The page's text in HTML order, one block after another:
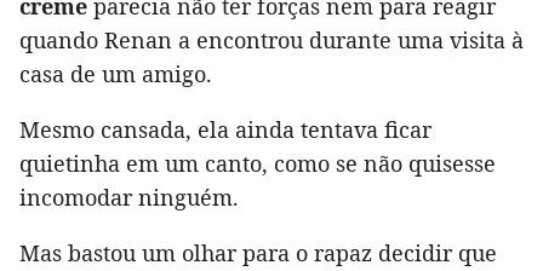
creme parecia não ter forças nem para reagir
quando Renan a encontrou durante uma visita à
casa de um amigo.
Mesmo cansada, ela ainda tentava ficar
quietinha em um canto, como se não quisesse
incomodar ninguém.
Mas bastou um olhar para o rapaz decidir que